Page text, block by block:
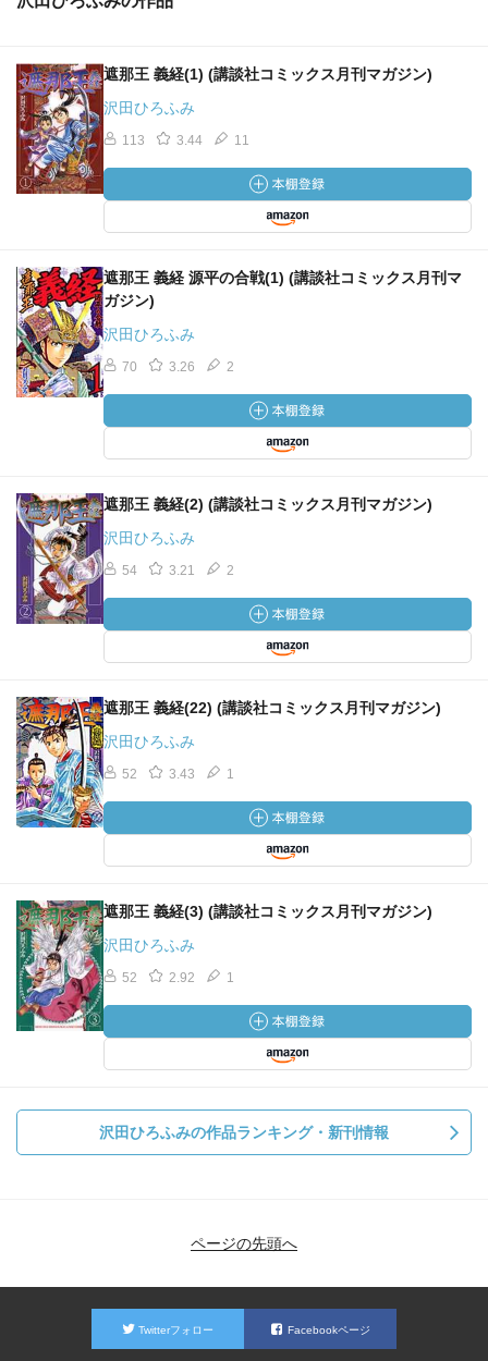
遮那王 義経(1) (講談社コミックス月刊マガジン)
沢田ひろふみ
113 3.44 11
遮那王 義経 源平の合戦(1) (講談社コミックス月刊マ
ガジン)
沢田ひろふみ
70 3.26 2
遮那王 義経(2) (講談社コミックス月刊マガジン)
沢田ひろふみ
54 3.21 2
遮那王 義経(22) (講談社コミックス月刊マガジン)
沢田ひろふみ
52 3.43 1
遮那王 義経(3) (講談社コミックス月刊マガジン)
沢田ひろふみ
52 2.92 1
沢田ひろふみの作品ランキング・新刊情報
ページの先頭へ
Twitterフォロー Facebookページ